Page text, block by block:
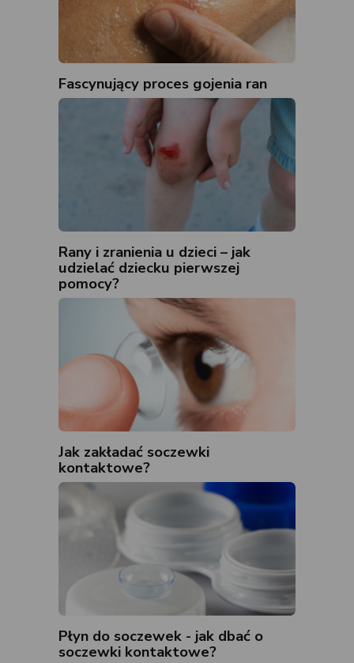
Fascynujący proces gojenia ran
Rany i zranienia u dzieci – jak
udzielać dziecku pierwszej
pomocy?
Jak zakładać soczewki
kontaktowe?
Płyn do soczewek - jak dbać o
soczewki kontaktowe?